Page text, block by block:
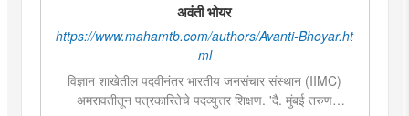
अवंती भोयर
https://www.mahamtb.com/authors/Avanti-Bhoyar.ht
ml
विज्ञान शाखेतील पदवीनंतर भारतीय जनसंचार संस्थान (IIMC)
अमरावतीतून पत्रकारितेचे पदव्युत्तर शिक्षण. 'दै. मुंबई तरुण